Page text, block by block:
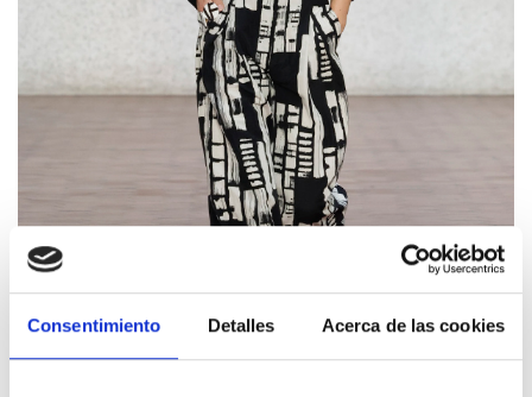
Consentimiento Detalles Acerca de las cookies